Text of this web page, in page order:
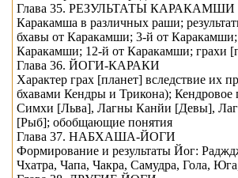
Глава 35. РЕЗУЛЬТАТЫ КАРАКAМШИ
Каракaмша в различных рaши;
бхaвы от Каракaмши; 3-й от
Каракaмши; 12-й от Каракaмши; грахи
Глава 36. ЙОГИ-КАРАКИ
Характер грах [планет] вследствие их
бхaвами Кендры и Трикона);
Симхи [Льва], Лагны Канйи [Девы],
[Рыб]; обобщающие понятия
Глава 37. НАБХАША-ЙОГИ
Формирование и результаты Йог:
Чхатра, Чaпа, Чакра, Самудра, Гола,